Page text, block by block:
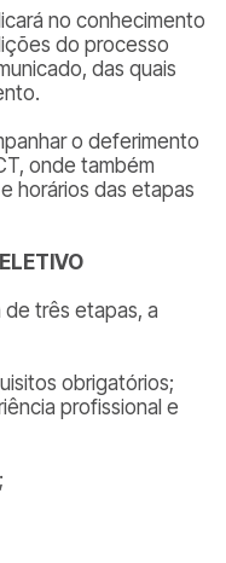
no conhecimento
do processo
das quais
o deferimento
onde também
horários das etapas
de três etapas, a
obrigatórios;
profissional e